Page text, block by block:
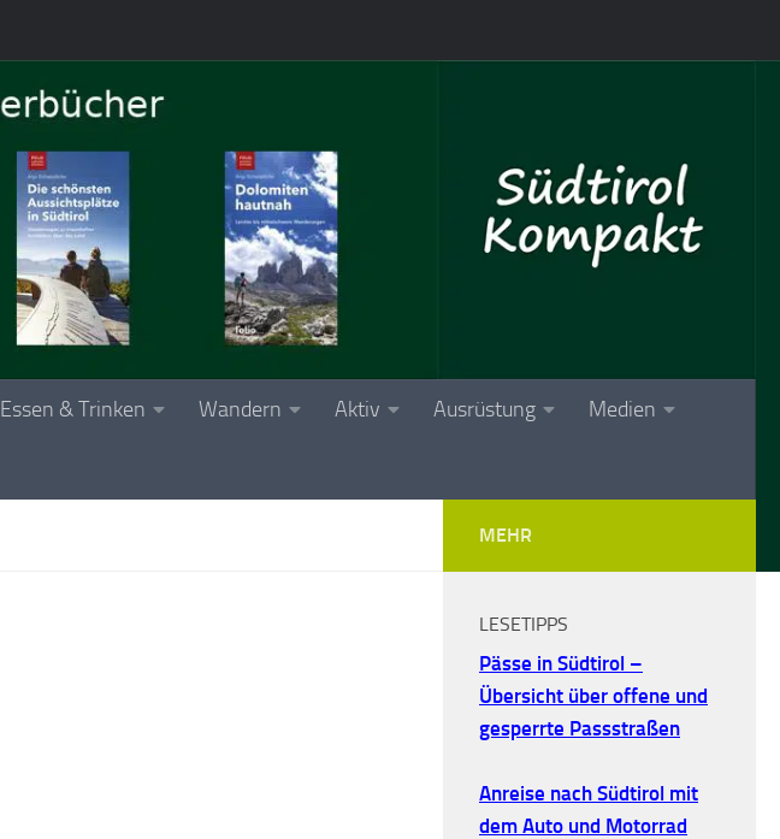
Essen & Trinken Wandern Aktiv Ausrüstung Medien
MEHR
LESETIPPS
Pässe in Südtirol –
Übersicht über offene und
gesperrte Passstraßen
Anreise nach Südtirol mit
dem Auto und Motorrad